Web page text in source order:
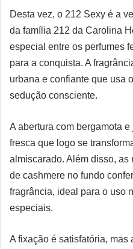
Desta vez, o 212 Sexy é a
da família 212 da Carolina
especial entre os perfumes
para a conquista. A
urbana e confiante que usa
sedução consciente.
A abertura com bergamota
fresca que logo se
almiscarado. Além disso, as
de cashmere no fundo
fragrância, ideal para o uso
especiais.
A fixação é satisfatória, mas